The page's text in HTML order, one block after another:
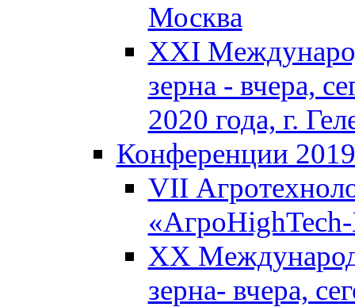
Москва
XXI
зерна - вчера,
2020 года, г.
Конференции 2019
VII
XX
зерна- вчера,